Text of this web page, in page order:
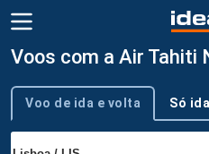
Voos com a Air Tahiti
Tipo de viagem
Voo de ida e volta Só ida